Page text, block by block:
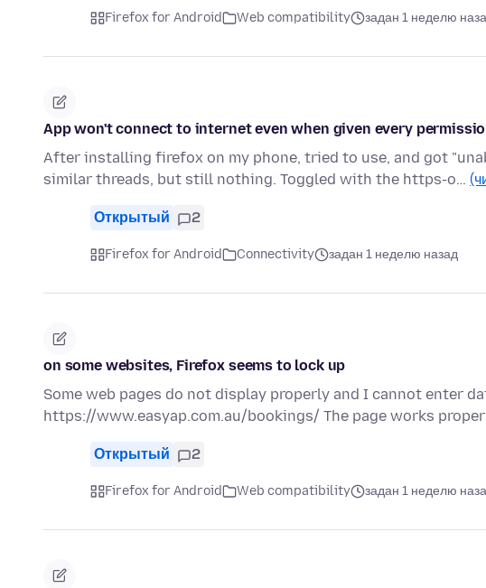
Firefox for Android Web compatibility задан 1 неделю
App won't connect to internet even when given every
After installing firefox on my phone, tried to use, and got
similar threads, but still nothing. Toggled with the https-o…
Открытый 2
Firefox for Android Connectivity задан 1 неделю назад
on some websites, Firefox seems to lock up
Some web pages do not display properly and I cannot enter
https://www.easyap.com.au/bookings/ The page works
Открытый 2
Firefox for Android Web compatibility задан 1 неделю